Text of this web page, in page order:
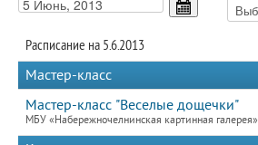
Расписание на 5.6.2013
Мастер-класс
Мастер-класс "Веселые дощечки"
МБУ «Набережночелнинская картинная галерея»